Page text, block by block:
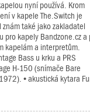
nyní používá. Krom
v kapele The.Switch je
znám také jako zakladatel
pro kapely Bandzone.cz a
kapelám a interpretům.
Bass u krku a PRS
H-150 (snímače Bare
• akustická kytara